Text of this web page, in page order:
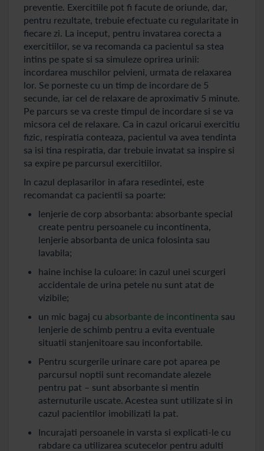
preventie. Exercitiile pot fi facute de oriunde, dar,
pentru rezultate, trebuie efectuate cu regularitate in
fiecare zi. La inceput, pentru invatarea corecta a
exercitiilor, se va recomanda ca pacientul sa stea
intins pe spate si sa simuleze oprirea urinii:
incordarea muschilor pelvieni, urmata de relaxarea
lor. Se porneste cu un timp de incordare de 5
secunde, iar cel de relaxare de aproximativ 5 minute.
Pe parcurs se va creste timpul de incordare si se va
micsora cel de relaxare. Ca in cazul oricarui exercitiu
fizic, respiratia conteaza, pacientul va avea tendinta
sa isi tina respiratia, dar trebuie invatat sa inspire si
sa expire pe parcursul exercitiilor.
In cazul deplasarilor in afara resedintei, este
recomandat ca pacientii sa poarte:
lenjerie de corp absorbanta: absorbante special
create pentru persoanele cu incontinenta,
lenjerie absorbanta de unica folosinta sau
lavabila;
haine inchise la culoare: in cazul unei scurgeri
accidentale de urina petele nu sunt atat de
vizibile;
un mic bagaj cu absorbante de incontinenta sau
lenjerie de schimb pentru a evita eventuale
situatii stanjenitoare sau inconfortabile.
Pentru scurgerile urinare care pot aparea pe
parcursul noptii sunt recomandate alezele
pentru pat – sunt absorbante si mentin
asternuturile uscate. Acestea sunt utilizate si in
cazul pacientilor imobilizati la pat.
Incurajati persoanele in varsta si explicati-le cu
rabdare ca utilizarea scutecelor pentru adulti